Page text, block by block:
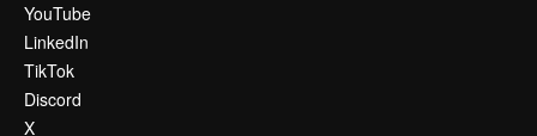
YouTube
LinkedIn
TikTok
Discord
X